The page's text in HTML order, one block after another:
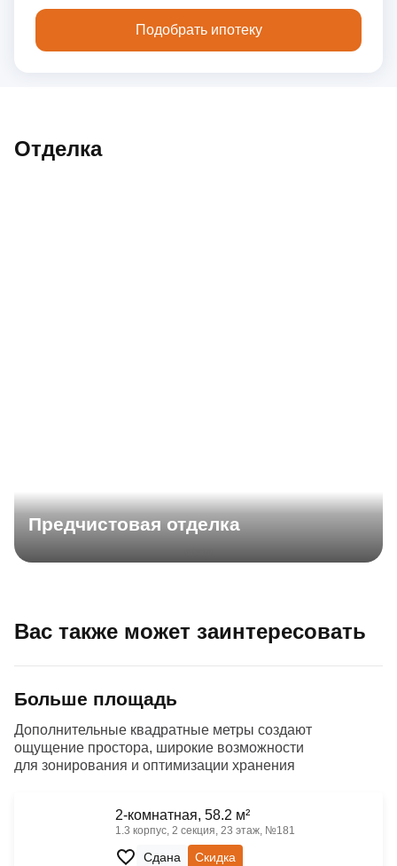
Подобрать ипотеку
Отделка
Предчистовая отделка
Вас также может заинтересовать
Больше площадь
Дополнительные квадратные метры создают
ощущение простора, широкие возможности
для зонирования и оптимизации хранения
2-комнатная, 58.2 м²
1.3 корпус, 2 секция, 23 этаж, №181
Сдана
Скидка